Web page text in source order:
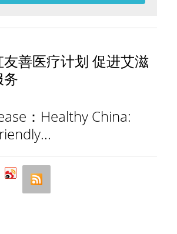
善医疗计划 促进艾滋
：Healthy China: